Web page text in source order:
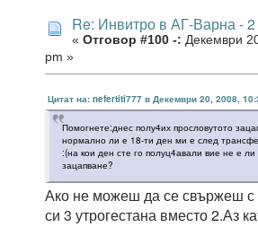
Re: Инвитро в АГ-Варна - 2
« Отговор #100 -: Декември
pm »
Цитат на: nefertiti777 в Декември 20, 2008,
Помогнете:днес полу4их прословутото
нормално ли е 18-ти ден ми е след
:(на кои ден сте го полуц4авали вие не е ли
зацапване?
Ако не можеш да се свържеш с
си 3 утрогестана вместо 2.Аз